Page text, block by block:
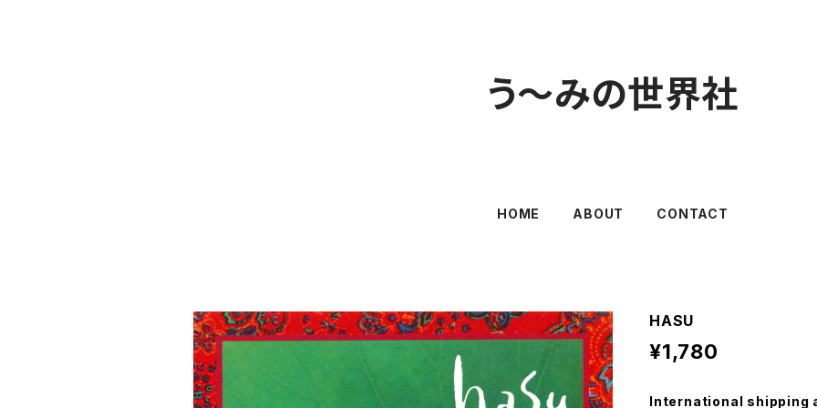
う～みの世界社
HOME ABOUT CONTACT
HASU
¥1,780
International shipping